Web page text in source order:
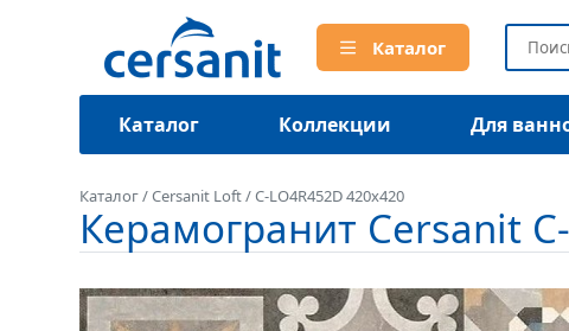
Каталог
Каталог Коллекции Для
Каталог/Cersanit Loft/C-LO4R452D 420x420
Керамогранит Cersanit